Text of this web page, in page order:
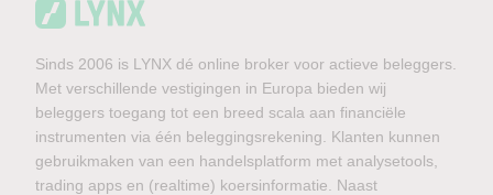
Sinds 2006 is LYNX dé online broker voor actieve beleggers.
Met verschillende vestigingen in Europa bieden wij
beleggers toegang tot een breed scala aan financiële
instrumenten via één beleggingsrekening. Klanten kunnen
gebruikmaken van een handelsplatform met analysetools,
trading apps en (realtime) koersinformatie. Naast